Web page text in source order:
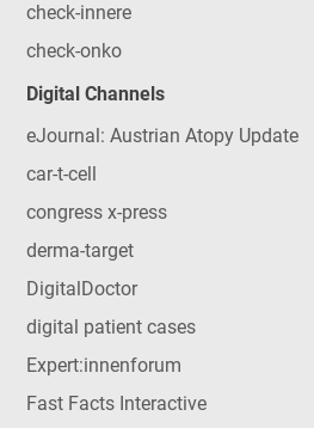
check-innere
check-onko
Digital Channels
eJournal: Austrian Atopy Update
car-t-cell
congress x-press
derma-target
DigitalDoctor
digital patient cases
Expert:innenforum
Fast Facts Interactive